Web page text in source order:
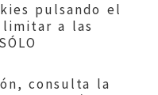
pulsando el
limitar a las
consulta la